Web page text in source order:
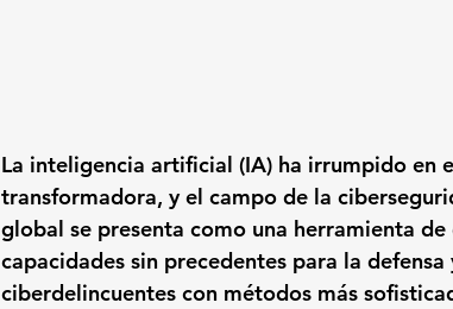
La inteligencia artificial (IA) ha irrumpido en
transformadora, y el campo de la
global se presenta como una herramienta
capacidades sin precedentes para la
ciberdelincuentes con métodos más